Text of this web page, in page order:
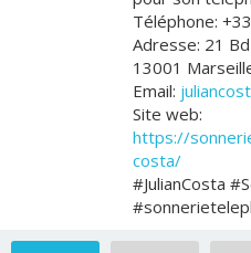
Téléphone:
Adresse: 21
13001
Email:
Site web:
https://
costa/
#JulianCosta